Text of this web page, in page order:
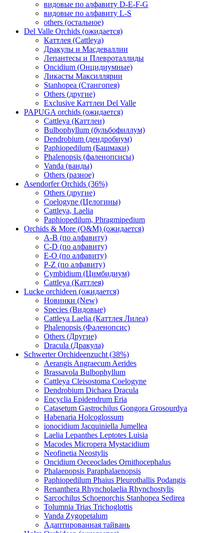
видовые по алфавиту D-E-F-G
видовые по алфавиту L-S
others (остальное)
Del Valle Orchids (ожидается)
Каттлея (Cattleya)
Дракулы и Масдеваллии
Лепантесы и Плевроталлиды
Oncidium (Онцидиумные)
Ликасты Максиллярии
Stanhopea (Стангопея)
Others (другие)
Exclusive Каттлеи Del Valle
PAPUGA orchids (ожидается)
Cattleya (Каттлеи)
Bulbophyllum (бульбофиллум)
Dendrobium (дендробиум)
Paphiopedilum (Башмаки)
Phalenopsis (фаленопсисы)
Vanda (ванды)
Others (разное)
Asendorfer Orchids (36%)
Others (другие)
Coelogyne (Целогины)
Cattleya, Laelia
Paphiopedilum, Phragmipedium
Orchids & More (O&M) (ожидается)
A-B (по алфавиту)
C-D (по алфавиту)
E-O (по алфавиту)
P-Z (по алфавиту)
Cymbidium (Цимбидиум)
Cattleya (Каттлея)
Lucke orchideen (ожидается)
Новинки (New)
Species (Видовые)
Cattleya Laelia (Каттлея Лилеа)
Phalenopsis (Фаленопсис)
Others (Другие)
Dracula (Дракула)
Schwerter Orchideenzucht (38%)
Aerangis Angraecum Aerides
Brassavola Bulbophyllum
Cattleya Cleisostoma Coelogyne
Dendrobium Dichaea Dracula
Encyclia Epidendrum Eria
Catasetum Gastrochilus Gongora Grosourdya
Habenaria Holcoglossum
ionocidium Jacquiniella Jumellea
Laelia Lepanthes Leptotes Luisia
Macodes Micropera Mystacidium
Neofinetia Neostylis
Oncidium Oeceoclades Ornithocephalus
Phalaenopsis Paraphalaenopsis
Paphiopedilum Phaius Pleurothallis Podangis
Renanthera Rhyncholaelia Rhynchostylis
Sarcochilus Schoenorchis Stanhopea Sedirea
Tolumnia Trias Trichoglottis
Vanda Zygopetalum
Адаптированная тайвань